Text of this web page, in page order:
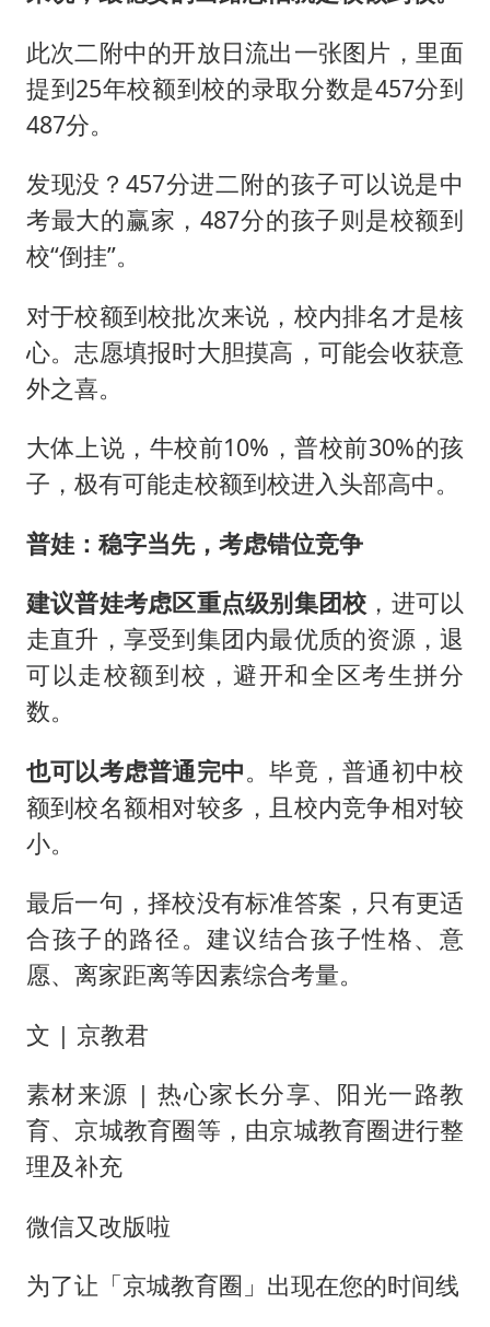
此次二附中的开放日流出一张图片，里面
提到25年校额到校的录取分数是457分到
487分。
发现没？457分进二附的孩子可以说是中
考最大的赢家，487分的孩子则是校额到
校“倒挂”。
对于校额到校批次来说，校内排名才是核
心。志愿填报时大胆摸高，可能会收获意
外之喜。
大体上说，牛校前10%，普校前30%的孩
子，极有可能走校额到校进入头部高中。
普娃：稳字当先，考虑错位竞争
建议普娃考虑区重点级别集团校 ，进可以
走直升，享受到集团内最优质的资源，退
可以走校额到校，避开和全区考生拼分
数。
也可以考虑普通完中。毕竟，普通初中校
额到校名额相对较多，且校内竞争相对较
小。
最后一句，择校没有标准答案，只有更适
合孩子的路径。建议结合孩子性格、意
愿、离家距离等因素综合考量。
文 | 京教君
素材来源 | 热心家长分享、阳光一路教
育、京城教育圈等，由京城教育圈进行整
理及补充
微信又改版啦
为了让「京城教育圈」出现在您的时间线